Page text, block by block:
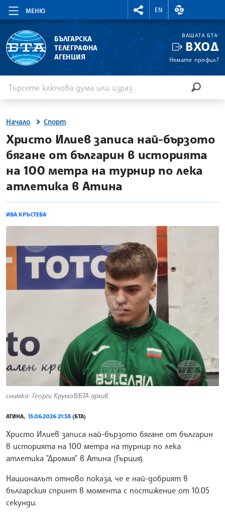
МЕНЮ
RIGHTMENU.SOCIAL
EN
ВАЛУТНИ
БЪЛГАРСКА
ТЕЛЕГРАФНА
АГЕНЦИЯ
ВАШАТА БТА
ВХОД
Нямате профил?
Начало Спорт
site.bta
Христо Илиев записа най-бързото
бягане от българин в историята
на 100 метра на турнир по лека
атлетика в Атина
ИВА КРЪСТЕВА
снимка: Георги Крумов/БТА архив
АТИНА, 13.06.2026 21:38 (БТА)
Христо Илиев записа най-бързото бягане от българин
в историята на 100 метра на турнир по лека
атлетика "Дромия" в Атина (Гърция).
Националът отново показа, че е най-добрият в
българския спринт в момента с постижение от 10.05
секунди.